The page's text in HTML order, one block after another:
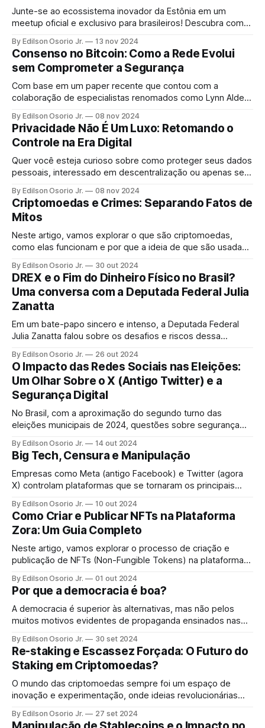
Junte-se ao ecossistema inovador da Estônia em um
meetup oficial e exclusivo para brasileiros! Descubra como
saiba como expandir seu negócio para o mercado europeu
com o e-Residency e Startup Estonia.
By Edilson Osorio Jr. 13 nov 2024
Consenso no Bitcoin: Como a Rede Evolui
sem Comprometer a Segurança
Com base em um paper recente que contou com a
colaboração de especialistas renomados como Lynn Alden,
como Consenso do Bitcoin é construído, os principais
riscos e as complexas dinâmicas de atualização do
protocolo.
By Edilson Osorio Jr. 08 nov 2024
Privacidade Não É Um Luxo: Retomando o
Controle na Era Digital
Quer você esteja curioso sobre como proteger seus dados
pessoais, interessado em descentralização ou apenas se
Neural Network está aqui para ajudar a entender tudo isso.
By Edilson Osorio Jr. 08 nov 2024
Criptomoedas e Crimes: Separando Fatos de
Mitos
Neste artigo, vamos explorar o que são criptomoedas,
como elas funcionam e por que a ideia de que são usadas
By Edilson Osorio Jr. 30 out 2024
DREX e o Fim do Dinheiro Físico no Brasil?
Uma conversa com a Deputada Federal Julia
Zanatta
Em um bate-papo sincero e intenso, a Deputada Federal
Julia Zanatta falou sobre os desafios e riscos dessa
Lei N.º 3.341/2024, que visa impedir a extinção do papel
moeda.
By Edilson Osorio Jr. 26 out 2024
O Impacto das Redes Sociais nas Eleições:
Um Olhar Sobre o X (Antigo Twitter) e a
Segurança Digital
No Brasil, com a aproximação do segundo turno das
eleições municipais de 2024, questões sobre segurança
tornaram-se tópicos centrais.
By Edilson Osorio Jr. 14 out 2024
Big Tech, Censura e Manipulação
Empresas como Meta (antigo Facebook) e Twitter (agora
X) controlam plataformas que se tornaram os principais
o mundo.
By Edilson Osorio Jr. 10 out 2024
Como Criar e Publicar NFTs na Plataforma
Zora: Um Guia Completo
Neste artigo, vamos explorar o processo de criação e
publicação de NFTs (Non-Fungible Tokens) na plataforma
até a publicação final.
By Edilson Osorio Jr. 01 out 2024
Por que a democracia é boa?
A democracia é superior às alternativas, mas não pelos
muitos motivos evidentes de propaganda ensinados nas
By Edilson Osorio Jr. 30 set 2024
Re-staking e Escassez Forçada: O Futuro do
Staking em Criptomoedas?
O mundo das criptomoedas sempre foi um espaço de
inovação e experimentação, onde ideias revolucionárias
conceito novo tem chamado a atenção de especuladores e
By Edilson Osorio Jr. 27 set 2024